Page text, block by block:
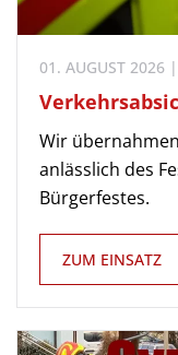
01. AUGUST 2026
Wir
anlässlich des
Bürgerfestes.
ZUM EINSATZ